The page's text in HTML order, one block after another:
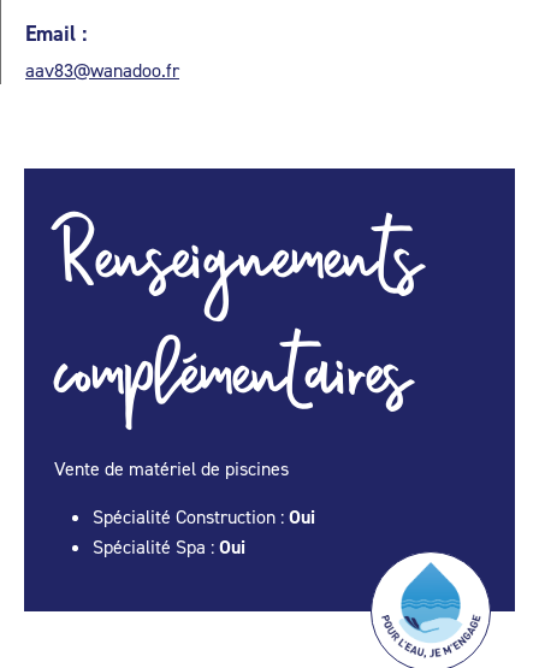
Email :
aav83@wanadoo.fr
Renseignements
complémentaires
Vente de matériel de piscines
Spécialité Construction : Oui
Spécialité Spa : Oui